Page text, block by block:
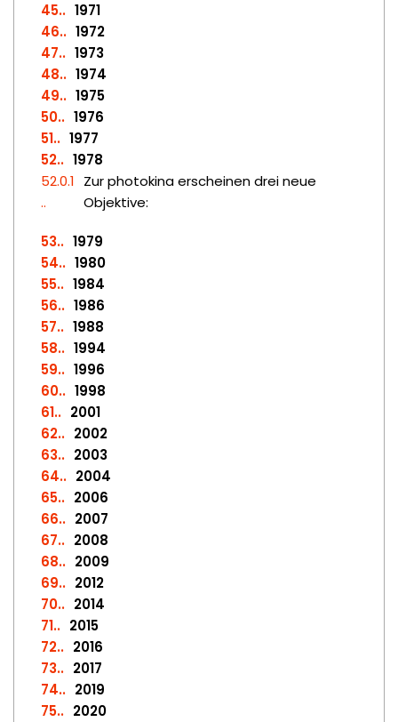
45.
1971
46.
1972
47.
1973
48.
1974
49.
1975
50.
1976
51.
1977
52.
1978
52.0.1
.
Zur photokina erscheinen drei neue
Objektive:
53.
1979
54.
1980
55.
1984
56.
1986
57.
1988
58.
1994
59.
1996
60.
1998
61.
2001
62.
2002
63.
2003
64.
2004
65.
2006
66.
2007
67.
2008
68.
2009
69.
2012
70.
2014
71.
2015
72.
2016
73.
2017
74.
2019
75.
2020